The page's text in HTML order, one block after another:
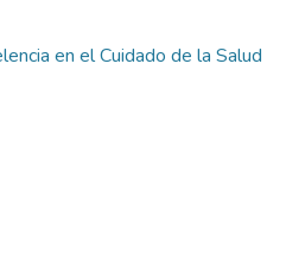
en el Cuidado de la Salud